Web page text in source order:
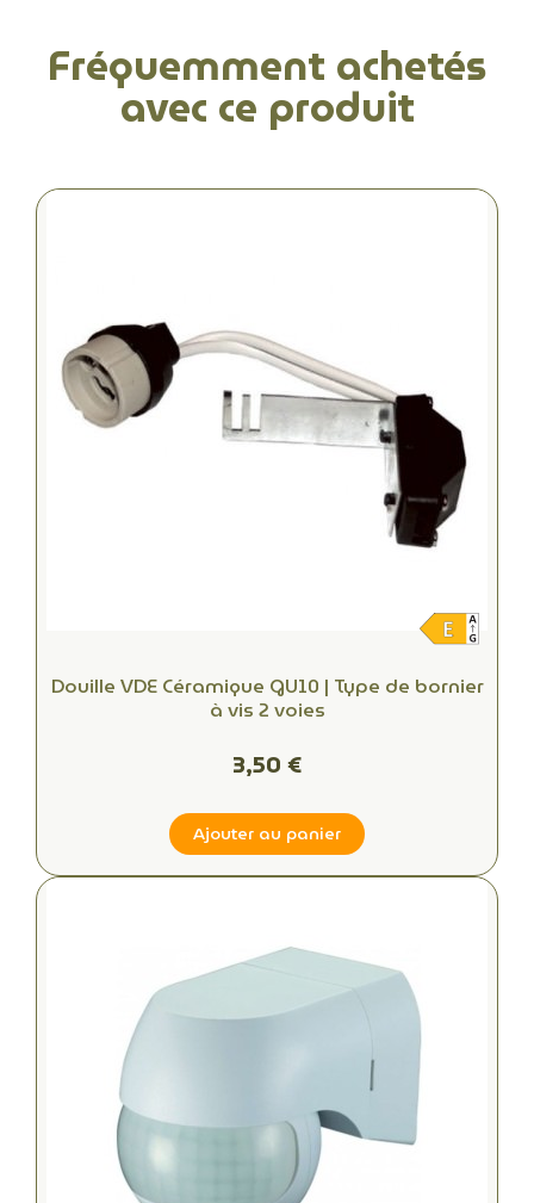
Fréquemment achetés
avec ce produit
Douille VDE Céramique GU10 | Type de bornier
à vis 2 voies
3,50 €
Ajouter au panier